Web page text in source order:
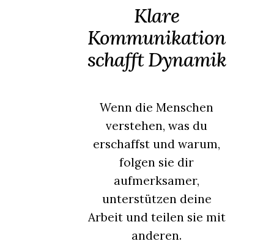
Klare
Kommunikation
schafft Dynamik
Wenn die Menschen
verstehen, was du
erschaffst und warum,
folgen sie dir
aufmerksamer,
unterstützen deine
Arbeit und teilen sie mit
anderen.